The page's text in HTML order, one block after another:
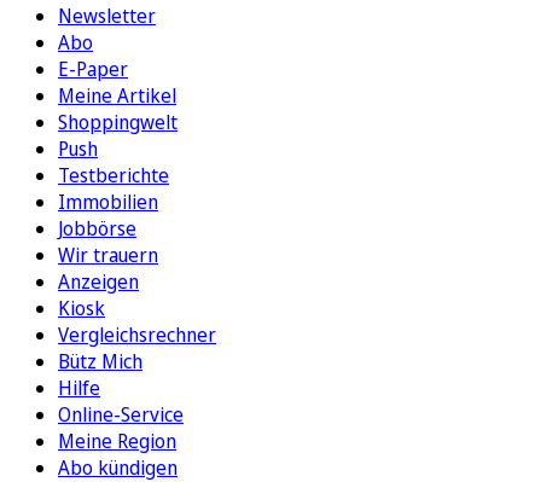
Newsletter
Abo
E-Paper
Meine Artikel
Shoppingwelt
Push
Testberichte
Immobilien
Jobbörse
Wir trauern
Anzeigen
Kiosk
Vergleichsrechner
Bütz Mich
Hilfe
Online-Service
Meine Region
Abo kündigen